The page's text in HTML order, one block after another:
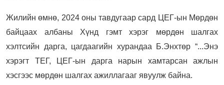
Жилийн өмнө, 2024 оны тавдугаар сард ЦЕГ-ын Мөрдөн
байцаах албаны Хүнд гэмт хэрэг мөрдөн шалгах
хэлтсийн дарга, цагдаагийн хурандаа Б.Энхтөр “...Энэ
хэрэгт ТЕГ, ЦЕГ-ын дарга нарын хамтарсан ажлын
хэсгээс мөрдөн шалгах ажиллагааг явуулж байна.